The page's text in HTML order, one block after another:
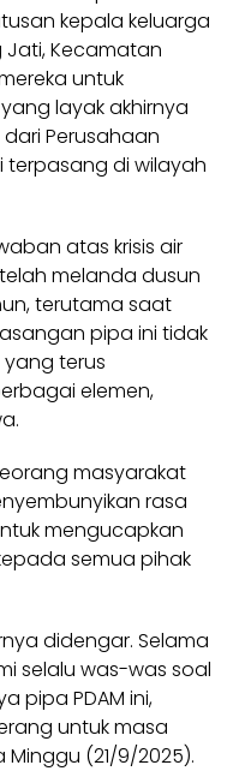
kepala keluarga
Jati, Kecamatan
untuk
layak akhirnya
Perusahaan
terpasang di wilayah
atas krisis air
melanda dusun
terutama saat
pipa ini tidak
terus
elemen,
masyarakat
rasa
mengucapkan
semua pihak
didengar. Selama
selalu was-was soal
pipa PDAM ini,
untuk masa
(21/9/2025).